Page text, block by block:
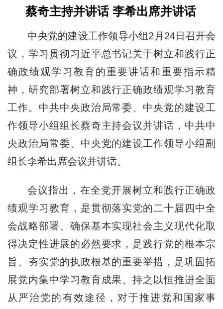
蔡奇主持并讲话 李希出席并讲话
中央党的建设工作领导小组2月24日召开会
议，学习贯彻习近平总书记关于树立和践行正
确政绩观学习教育的重要讲话和重要指示精
神，研究部署树立和践行正确政绩观学习教育
工作。中共中央政治局常委、中央党的建设工
作领导小组组长蔡奇主持会议并讲话，中共中
央政治局常委、中央党的建设工作领导小组副
组长李希出席会议并讲话。
会议指出，在全党开展树立和践行正确政
绩观学习教育，是贯彻落实党的二十届四中全
会战略部署、确保基本实现社会主义现代化取
得决定性进展的必然要求，是践行党的根本宗
旨、夯实党的执政根基的重要举措，是巩固拓
展党内集中学习教育成果、持之以恒推进全面
从严治党的有效途径，对于推进党和国家事